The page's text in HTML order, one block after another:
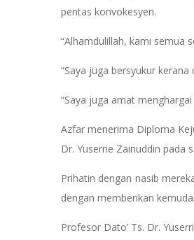
pentas konvokesyen.
“Alhamdulillah, kami semua
“Saya juga bersyukur
“Saya juga amat
Azfar menerima Diploma
Dr. Yuserrie Zainuddin pada
Prihatin dengan nasib
dengan memberikan
Profesor Dato’ Ts. Dr.